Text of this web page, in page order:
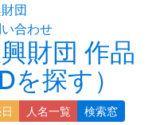
団
合わせ
財団 作品
探す）
人名一覧 検索窓